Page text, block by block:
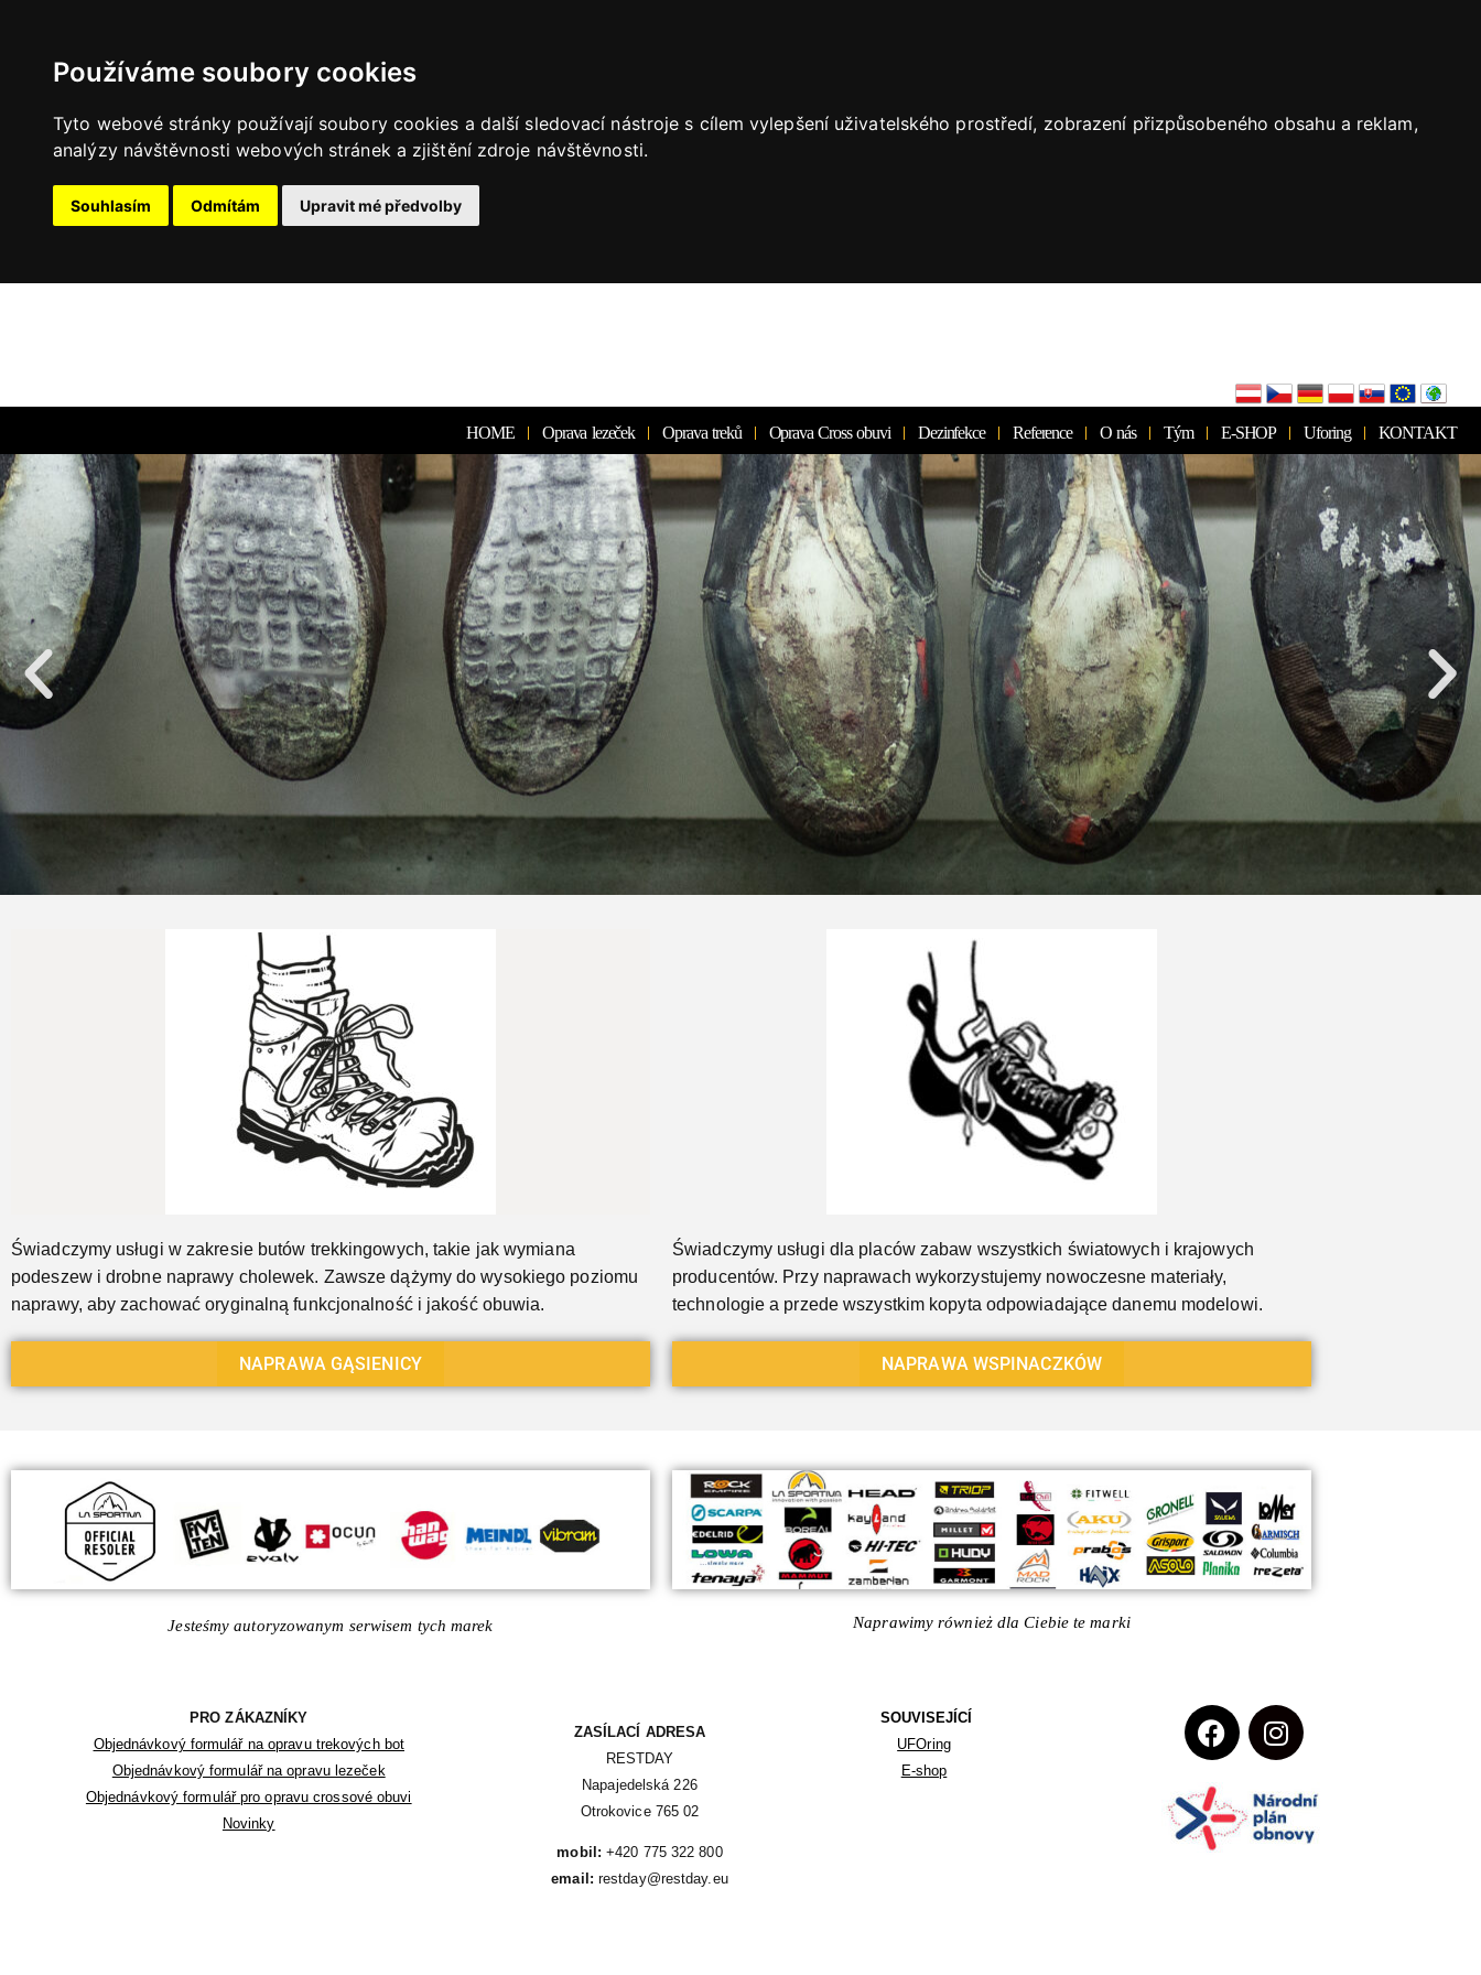
Používáme soubory cookies
Tyto webové stránky používají soubory cookies a další sledovací nástroje s cílem vylepšení uživatelského prostředí, zobrazení přizpůsobeného obsahu a reklam,
analýzy návštěvnosti webových stránek a zjištění zdroje návštěvnosti.
Souhlasím Odmítám Upravit mé předvolby
HOME Oprava lezeček Oprava treků Oprava Cross obuvi Dezinfekce Reference O nás Tým E-SHOP Uforing KONTAKT
Naprawimy Twoje buty trekkingowe
Jeszcze...
Świadczymy usługi w zakresie butów trekkingowych, takie jak wymiana
podeszew i drobne naprawy cholewek. Zawsze dążymy do wysokiego poziomu
naprawy, aby zachować oryginalną funkcjonalność i jakość obuwia.
NAPRAWA GĄSIENICY
Świadczymy usługi dla placów zabaw wszystkich światowych i krajowych
producentów. Przy naprawach wykorzystujemy nowoczesne materiały,
technologie a przede wszystkim kopyta odpowiadające danemu modelowi.
NAPRAWA WSPINACZKÓW
Jesteśmy autoryzowanym serwisem tych marek Naprawimy również dla Ciebie te marki
PRO ZÁKAZNÍKY
Objednávkový formulář na opravu trekových bot
Objednávkový formulář na opravu lezeček
Objednávkový formulář pro opravu crossové obuvi
Novinky
ZASÍLACÍ ADRESA
RESTDAY
Napajedelská 226
Otrokovice 765 02
mobil:
+420 775 322 800
email: restday@restday.eu
SOUVISEJÍCÍ
UFOring
E-shop